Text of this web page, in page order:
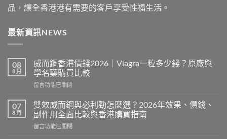
品，讓全香港港有需要的客戶享受性福生活。
最新資訊NEWS
08
8 月
威而鋼香港價錢2026｜Viagra一粒多少錢？原廠與
學名藥購買比較
在
而
鋼
香
港
留言功能已關閉
07
8 月
雙效威而鋼與必利勁怎麼選？2026年效果、價錢、
副作用全面比較與香港購買指南
在
留言功能已關閉